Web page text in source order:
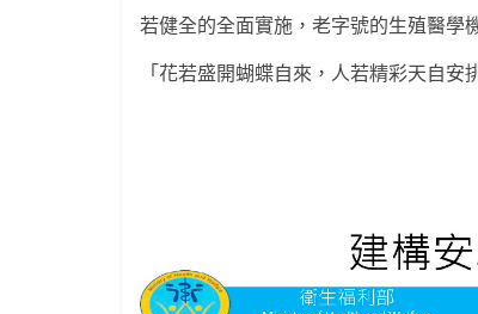
若健全的全面實施，老字號的生殖醫學
「花若盛開蝴蝶自來，人若精彩天自安排